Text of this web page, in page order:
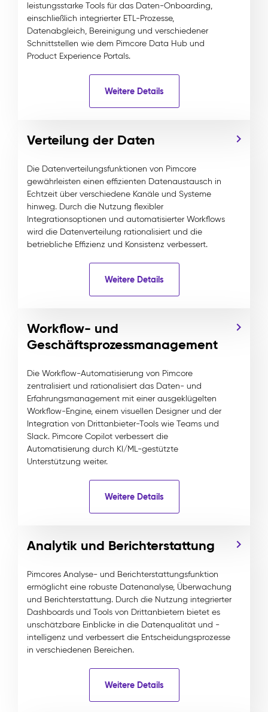
leistungsstarke Tools für das Daten-Onboarding,
einschließlich integrierter ETL-Prozesse,
Datenabgleich, Bereinigung und verschiedener
Schnittstellen wie dem Pimcore Data Hub und
Product Experience Portals.
Weitere Details
Verteilung der Daten
Die Datenverteilungsfunktionen von Pimcore
gewährleisten einen effizienten Datenaustausch in
Echtzeit über verschiedene Kanäle und Systeme
hinweg. Durch die Nutzung flexibler
Integrationsoptionen und automatisierter Workflows
wird die Datenverteilung rationalisiert und die
betriebliche Effizienz und Konsistenz verbessert.
Weitere Details
Workflow- und
Geschäftsprozessmanagement
Die Workflow-Automatisierung von Pimcore
zentralisiert und rationalisiert das Daten- und
Erfahrungsmanagement mit einer ausgeklügelten
Workflow-Engine, einem visuellen Designer und der
Integration von Drittanbieter-Tools wie Teams und
Slack. Pimcore Copilot verbessert die
Automatisierung durch KI/ML-gestützte
Unterstützung weiter.
Weitere Details
Analytik und Berichterstattung
Pimcores Analyse- und Berichterstattungsfunktion
ermöglicht eine robuste Datenanalyse, Überwachung
und Berichterstattung. Durch die Nutzung integrierter
Dashboards und Tools von Drittanbietern bietet es
unschätzbare Einblicke in die Datenqualität und -
intelligenz und verbessert die Entscheidungsprozesse
in verschiedenen Bereichen.
Weitere Details